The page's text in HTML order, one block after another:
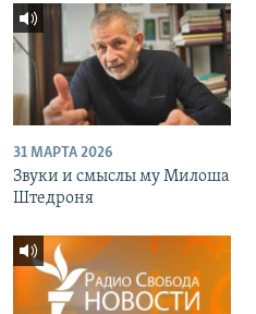
31 МАРТА 2026
Звуки и смыслы му Милоша
Штедроня